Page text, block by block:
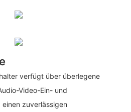
verfügt über überlegene
Video-Ein- und
zuverlässigen